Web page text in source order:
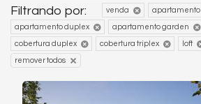
Filtrando por: venda apartamento
apartamento duplex apartamento garden
cobertura duplex cobertura triplex loft
remover todos